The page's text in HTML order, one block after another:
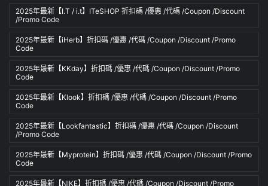
2025年最新【I.T / i.t】ITeSHOP 折扣碼 /優惠 /代碼 /Coupon /Discount
/Promo Code
2025年最新【iHerb】折扣碼 /優惠 /代碼 /Coupon /Discount /Promo
Code
2025年最新【KKday】折扣碼 /優惠 /代碼 /Coupon /Discount /Promo
Code
2025年最新【Klook】折扣碼 /優惠 /代碼 /Coupon /Discount /Promo
Code
2025年最新【Lookfantastic】折扣碼 /優惠 /代碼 /Coupon /Discount
/Promo Code
2025年最新【Myprotein】折扣碼 /優惠 /代碼 /Coupon /Discount /Promo
Code
2025年最新【NIKE】折扣碼 /優惠 /代碼 /Coupon /Discount /Promo